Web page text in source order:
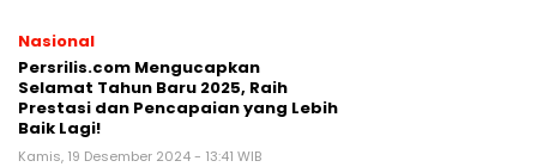
Nasional
Persrilis.com Mengucapkan
Selamat Tahun Baru 2025, Raih
Prestasi dan Pencapaian yang Lebih
Baik Lagi!
Kamis, 19 Desember 2024 - 13:41 WIB